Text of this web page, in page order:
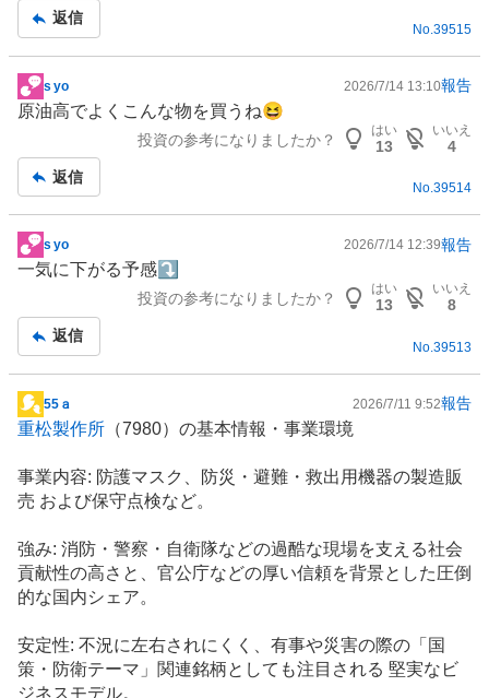
返信
No. 39515
掲
示
事
s yo 2026/7/14 13:10報告
原油高でよくこんな物を買うね😆
投資の参考になりましたか？
はい
13
いいえ
4
返信
No.39514
掲
事
s yo 2026/7/14 12:39報告
一気に下がる予感⤵️
投資の参考になりましたか？
はい
13
いいえ
8
返信
No. 39513
掲
示
記
事
55ａ 2026/7/11 9:52報告
重松製作所 （7980）の基本情報・事業環境
事業内容: 防護マスク、 防災 ・避難・救出用機器の製造販
売 および保守点検など。
強み: 消防 ・警察・自衛隊などの過酷な現場を支える社会
貢献性の高さと、官公庁などの厚い信頼を背景とした圧倒
的な国内シェア。
安定性: 不況に左右されにくく、有事や災害の際の「国
策・防衛テーマ」関連銘柄としても注目される 堅実なビ
ジネスモデル。